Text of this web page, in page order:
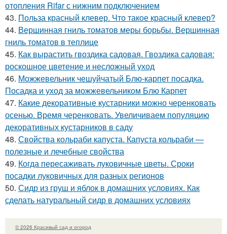
отопления Rifar с нижним подключением
43. Польза красный клевер. Что такое красный клевер?
44. Вершинная гниль томатов меры борьбы. Вершинная
гниль томатов в теплице
45. Как вырастить гвоздика садовая. Гвоздика садовая:
роскошное цветение и несложный уход
46. Можжевельник чешуйчатый Блю-карпет посадка.
Посадка и уход за можжевельником Блю Карпет
47. Какие декоративные кустарники можно черенковать
осенью. Время черенковать. Увеличиваем популяцию
декоративных кустарников в саду
48. Свойства кольраби капуста. Капуста кольраби —
полезные и лечебные свойства
49. Когда пересаживать луковичные цветы. Сроки
посадки луковичных для разных регионов
50. Сидр из груш и яблок в домашних условиях. Как
сделать натуральный сидр в домашних условиях
© 2026 Красивый сад и огород